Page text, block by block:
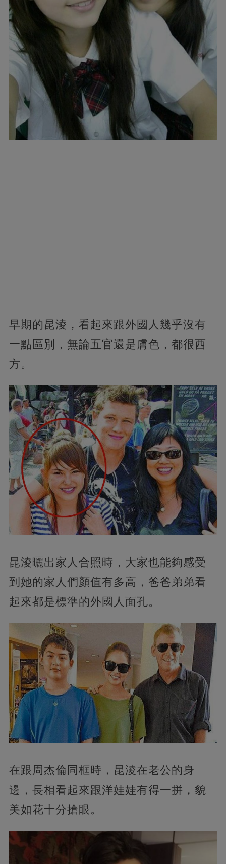
早期的昆淩，看起來跟外國人幾乎沒有
一點區別，無論五官還是膚色，都很西
方。
昆淩曬出家人合照時，大家也能夠感受
到她的家人們顏值有多高，爸爸弟弟看
起來都是標準的外國人面孔。
在跟周杰倫同框時，昆淩在老公的身
邊，長相看起來跟洋娃娃有得一拼，貌
美如花十分搶眼。